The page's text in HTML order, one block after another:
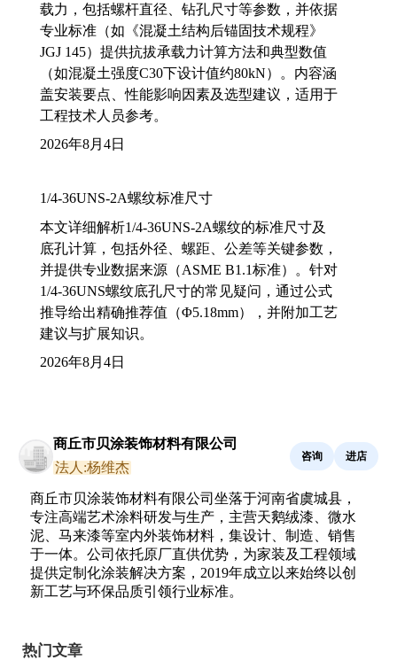
载力，包括螺杆直径、钻孔尺寸等参数，并依据
专业标准（如《混凝土结构后锚固技术规程》
JGJ 145）提供抗拔承载力计算方法和典型数值
（如混凝土强度C30下设计值约80kN）。内容涵
盖安装要点、性能影响因素及选型建议，适用于
工程技术人员参考。
2026年8月4日
1/4-36UNS-2A螺纹标准尺寸
本文详细解析1/4-36UNS-2A螺纹的标准尺寸及
底孔计算，包括外径、螺距、公差等关键参数，
并提供专业数据来源（ASME B1.1标准）。针对
1/4-36UNS螺纹底孔尺寸的常见疑问，通过公式
推导给出精确推荐值（Φ5.18mm），并附加工艺
建议与扩展知识。
2026年8月4日
商丘市贝涂装饰材料有限公司
法人:杨维杰
咨询 进店
商丘市贝涂装饰材料有限公司坐落于河南省虞城县，
专注高端艺术涂料研发与生产，主营天鹅绒漆、微水
泥、马来漆等室内外装饰材料，集设计、制造、销售
于一体。公司依托原厂直供优势，为家装及工程领域
提供定制化涂装解决方案，2019年成立以来始终以创
新工艺与环保品质引领行业标准。
热门文章